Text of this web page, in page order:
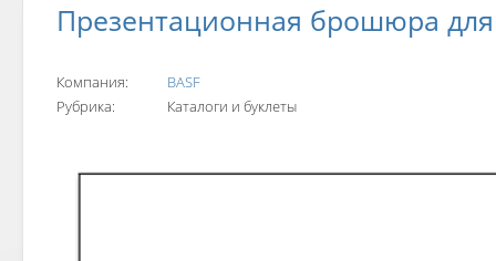
Презентационная брошюра для
Компания:
BASF
Рубрика:
Каталоги и буклеты